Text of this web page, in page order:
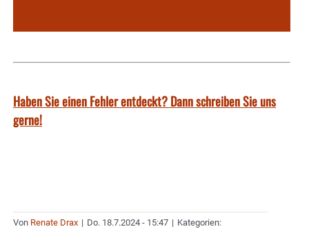
Haben Sie einen Fehler entdeckt? Dann schreiben Sie uns
gerne!
Von Renate Drax | Do. 18.7.2024 - 15:47 | Kategorien: